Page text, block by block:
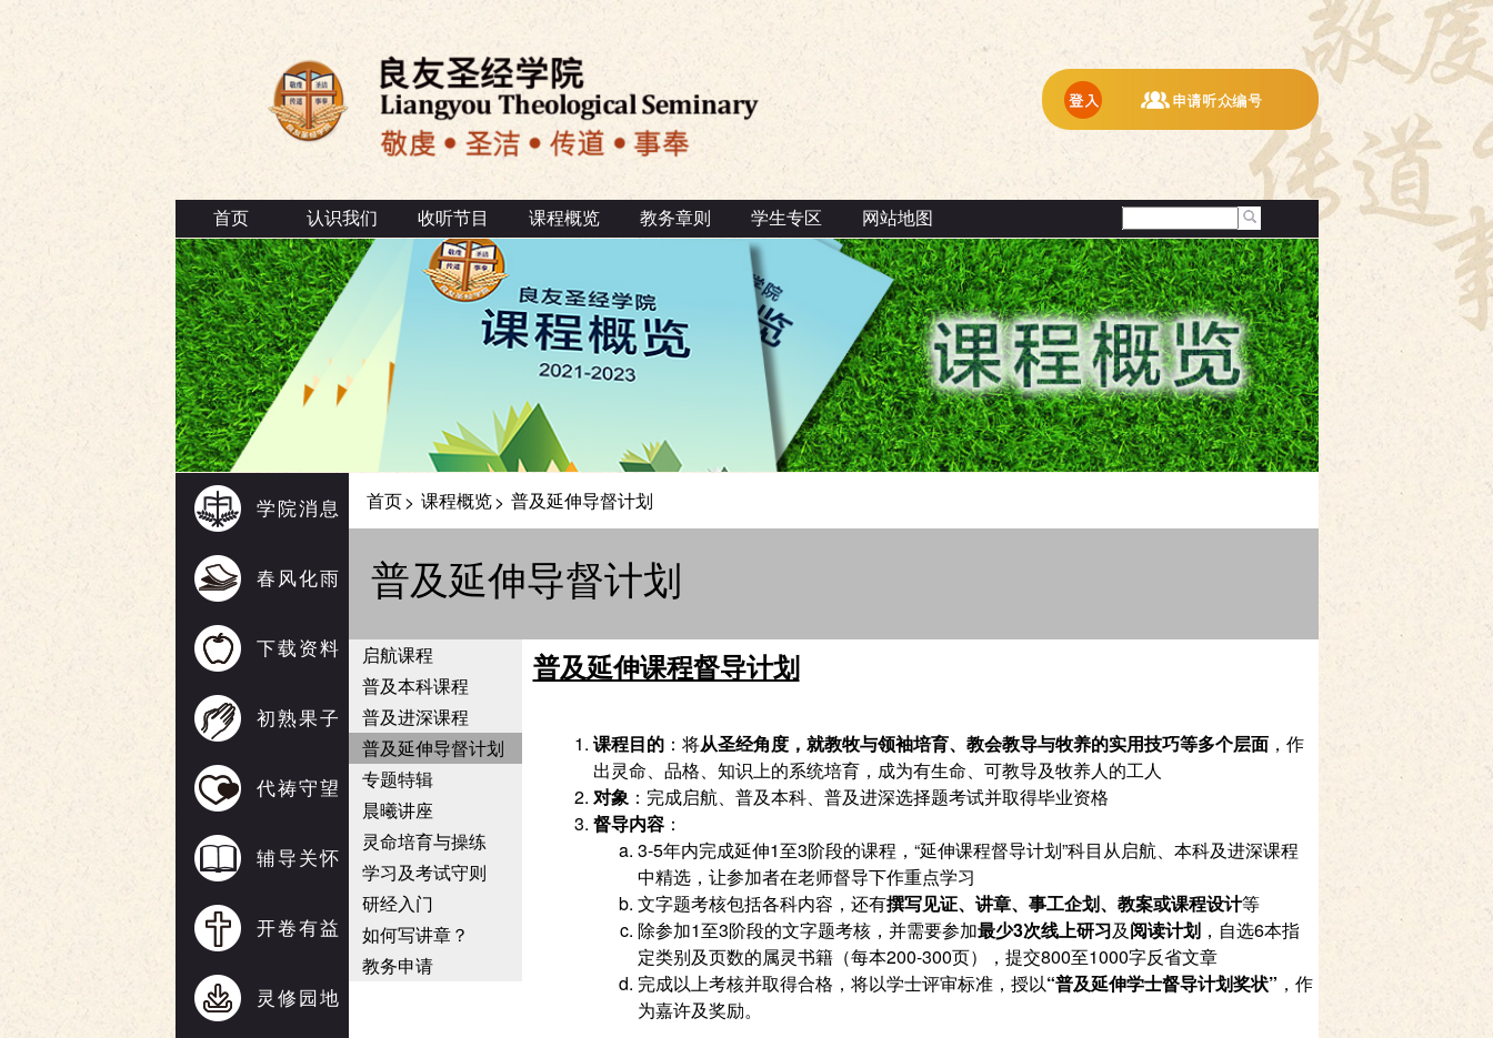
首页 认识我们 收听节目 课程概览 教务章则 学生专区 网站地图
学院消息
春风化雨
下载资料
初熟果子
代祷守望
辅导关怀
开卷有益
灵修园地
首页> 课程概览> 普及延伸导督计划
普及延伸导督计划
启航课程
普及本科课程
普及进深课程
普及延伸导督计划
专题特辑
晨曦讲座
灵命培育与操练
学习及考试守则
研经入门
如何写讲章？
教务申请
普及延伸课程督导计划
课程目的：将从圣经角度，就教牧与领袖培育、教会教导与牧养的实用技巧等多个层面，作
出灵命、品格、知识上的系统培育，成为有生命、可教导及牧养人的工人
对象：完成启航、普及本科、普及进深选择题考试并取得毕业资格
督导内容：
3-5年内完成延伸1至3阶段的课程， “延伸课程督导计划”科目从启航、本科及进深课程
中精选，让参加者在老师督导下作重点学习
文字题考核包括各科内容，还有撰写见证、讲章、事工企划、教案或课程设计等
除参加1至3阶段的文字题考核，并需要参加最少3次线上研习及阅读计划，自选6本指
定类别及页数的属灵书籍（每本200-300页），提交800至1000字反省文章
完成以上考核并取得合格，将以学士评审标准，授以“普及延伸学士督导计划奖状” ，作
为嘉许及奖励。